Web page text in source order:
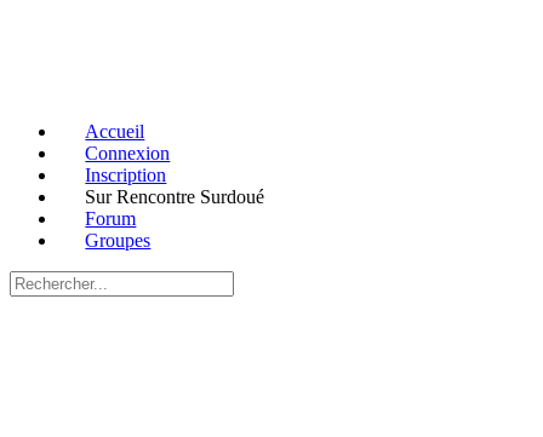
Accueil
Connexion
Inscription
Sur Rencontre Surdoué
Forum
Groupes
Recherche
pour: